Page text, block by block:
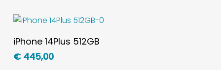
Toevoegen Aan
iPhone 14Plus 512GB
€445,00